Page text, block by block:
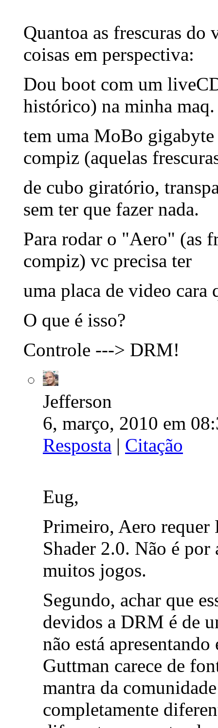
Quantoa as frescuras do
coisas em perspectiva:
Dou boot com um
histórico) na minha maq.
tem uma MoBo
compiz (aquelas
de cubo giratório,
sem ter que fazer nada.
Para rodar o "Aero" (as
compiz) vc precisa ter
uma placa de video cara
O que é isso?
Controle ---> DRM!
Jefferson
6, março, 2010 em
Resposta | Citação
Eug,
Primeiro, Aero
Shader 2.0. Não é por
muitos jogos.
Segundo, achar que
devidos a DRM é de
não está
Guttman carece de
mantra da
completamente